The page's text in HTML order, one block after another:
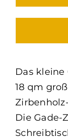
Das
18 qm
Die Gade-